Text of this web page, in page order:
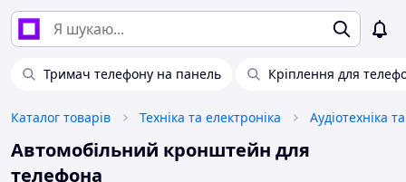
Тримач телефону на панель Кріплення для
Каталог товарів Техніка та електроніка Аудіотехніка
Автомобільний кронштейн для
телефона